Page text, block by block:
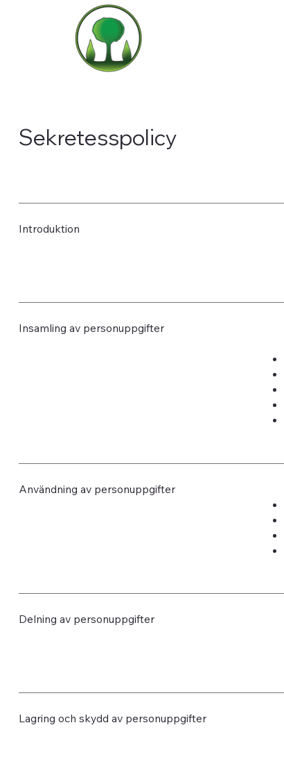
Sekretesspolicy
Introduktion
Insamling av personuppgifter
Användning av personuppgifter
Delning av personuppgifter
Lagring och skydd av personuppgifter